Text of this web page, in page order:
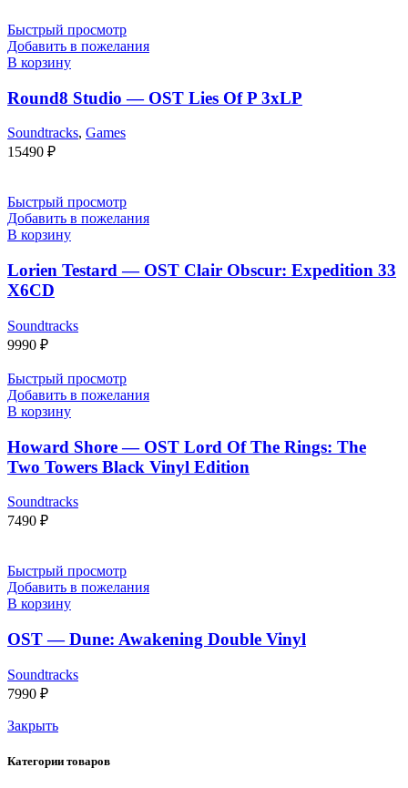
Быстрый просмотр
Добавить в пожелания
В корзину
Round8 Studio — OST Lies Of P 3xLP
Soundtracks, Games
15490 ₽
Быстрый просмотр
Добавить в пожелания
В корзину
Lorien Testard — OST Clair Obscur: Expedition 33
X6CD
Soundtracks
9990 ₽
Быстрый просмотр
Добавить в пожелания
В корзину
Howard Shore — OST Lord Of The Rings: The
Two Towers Black Vinyl Edition
Soundtracks
7490 ₽
Быстрый просмотр
Добавить в пожелания
В корзину
OST — Dune: Awakening Double Vinyl
Soundtracks
7990 ₽
Закрыть
Категории товаров